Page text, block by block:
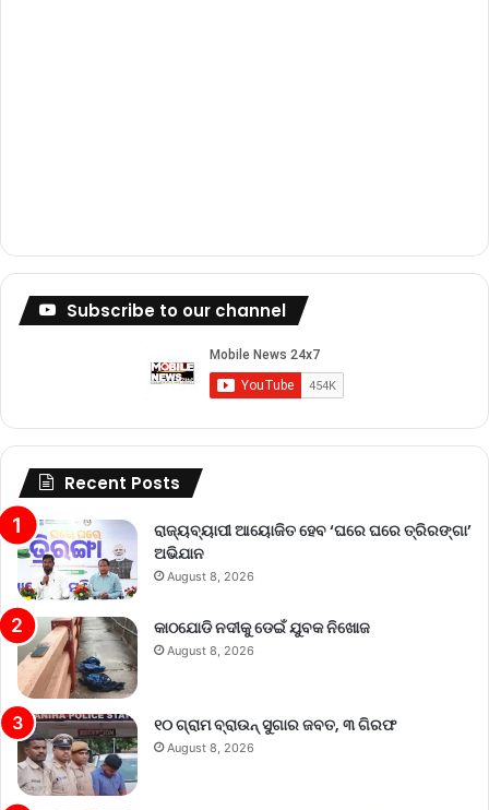
Subscribe to our channel
Recent Posts
ରାଜ୍ୟବ୍ୟାପୀ ଆୟୋଜିତ ହେବ ‘ଘରେ ଘରେ ତ୍ରିରଙ୍ଗା’
ଅଭିଯାନ
August 8, 2026
କାଠଯୋଡି ନଦୀକୁ ଡେଇଁ ଯୁବକ ନିଖୋଜ
August 8, 2026
୧୦ ଗ୍ରାମ ବ୍ରାଉନ୍ ସୁଗାର ଜବତ, ୩ ଗିରଫ
August 8, 2026